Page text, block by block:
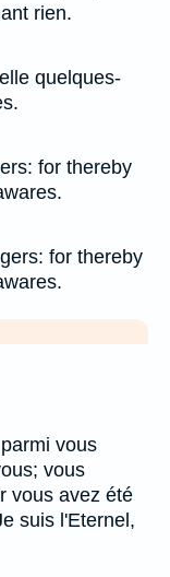
rien.
quelques-
for thereby
for thereby
vous
vous
vous avez été
suis l'Eternel,